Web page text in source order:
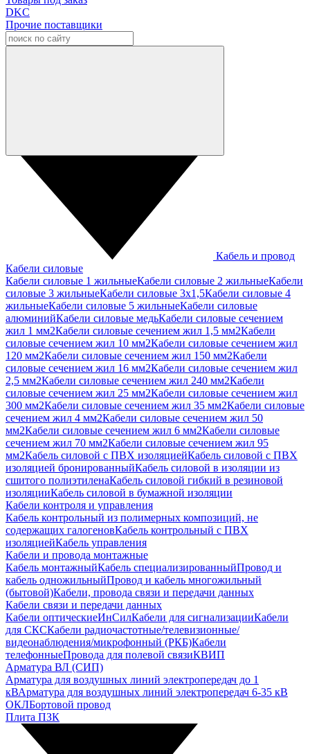
DKC
Прочие поставщики
Кабель и провод
Кабели силовые
Кабели силовые 1 жильныеКабели силовые 2 жильныеКабели
силовые 3 жильныеКабели силовые 3х1,5Кабели силовые 4
жильныеКабели силовые 5 жильныеКабели силовые
алюминийКабели силовые медьКабели силовые сечением
жил 1 мм2Кабели силовые сечением жил 1,5 мм2Кабели
силовые сечением жил 10 мм2Кабели силовые сечением жил
120 мм2Кабели силовые сечением жил 150 мм2Кабели
силовые сечением жил 16 мм2Кабели силовые сечением жил
2,5 мм2Кабели силовые сечением жил 240 мм2Кабели
силовые сечением жил 25 мм2Кабели силовые сечением жил
300 мм2Кабели силовые сечением жил 35 мм2Кабели силовые
сечением жил 4 мм2Кабели силовые сечением жил 50
мм2Кабели силовые сечением жил 6 мм2Кабели силовые
сечением жил 70 мм2Кабели силовые сечением жил 95
мм2Кабель силовой с ПВХ изоляциейКабель силовой с ПВХ
изоляцией бронированныйКабель силовой в изоляции из
сшитого полиэтиленаКабель силовой гибкий в резиновой
изоляцииКабель силовой в бумажной изоляции
Кабели контроля и управления
Кабель контрольный из полимерных композиций, не
содержащих галогеновКабель контрольный с ПВХ
изоляциейКабель управления
Кабели и провода монтажные
Кабель монтажныйКабель специализированныйПровод и
кабель одножильныйПровод и кабель многожильный
(бытовой)Кабели, провода связи и передачи данных
Кабели связи и передачи данных
Кабели оптическиеИнСилКабели для сигнализацииКабели
для СКСКабели радиочастотные/телевизионные/
видеонаблюдения/микрофонный (РКБ)Кабели
телефонныеПровода для полевой связиКВИП
Арматура ВЛ (СИП)
Арматура для воздушных линий электропередач до 1
кВАрматура для воздушных линий электропередач 6-35 кВ
ОКЛБортовой провод
Плита ПЗК